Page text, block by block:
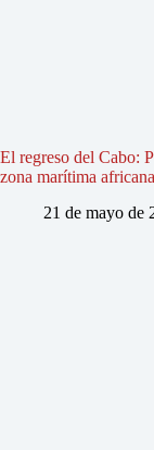
El regreso del Cabo:
zona marítima africana
21 de mayo de